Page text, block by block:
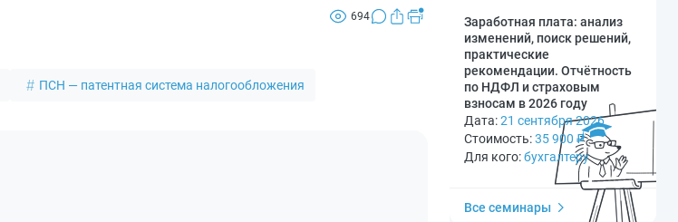
694
ПСН — патентная система налогообложения
Заработная плата: анализ
изменений, поиск решений,
практические
рекомендации. Отчётность
по НДФЛ и страховым
взносам в 2026 году
Дата:21 сентября 2026
Стоимость:35 900 ₽
Для кого:бухгалтеру
Все семинары